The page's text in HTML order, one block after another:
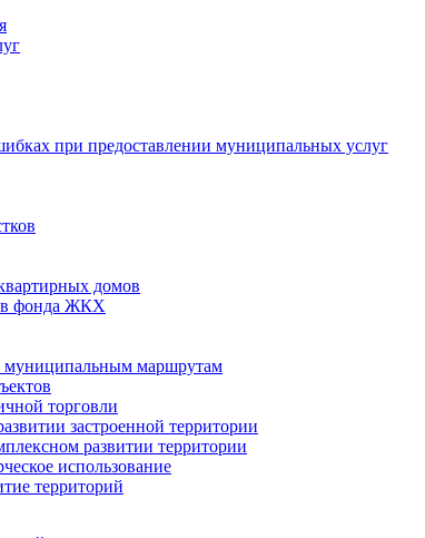
при предоставлении муниципальных услуг
домов
фонда ЖКХ
муниципальным маршрутам
торговли
застроенной территории
развитии территории
использование
территорий